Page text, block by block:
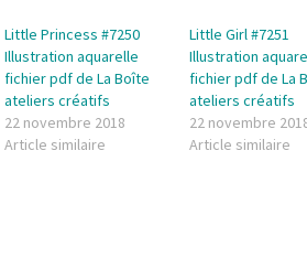
Little Princess #7250
Illustration aquarelle
fichier pdf de La Boîte
ateliers créatifs
22 novembre 2018
Article similaire
Little Girl #7251
Illustration
fichier pdf de La
ateliers créatifs
22 novembre
Article similaire